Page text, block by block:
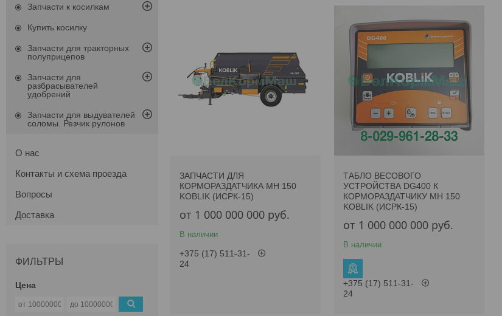
ЗАПЧАСТИ ДЛЯ
КОРМОРАЗДАТЧИКА MH 150
KOBLIK (ИСРК-15)
от 1 000 000 000 руб.
В наличии
+375 (17) 511-31-
24
ТАБЛО ВЕСОВОГО
УСТРОЙСТВА DG400 К
КОРМОРАЗДАТЧИКУ MH 150
KOBLIK (ИСРК-15)
от 1 000 000 000 руб.
В наличии
+375 (17) 511-31-
24
Запчасти к косилкам
Купить косилку
Запчасти для тракторных
полуприцепов
Запчасти для
разбрасывателей
удобрений
Запчасти для выдувателей
соломы. Резчик рулонов
О нас
Контакты и схема проезда
Вопросы
Доставка
ФИЛЬТРЫ
Цена